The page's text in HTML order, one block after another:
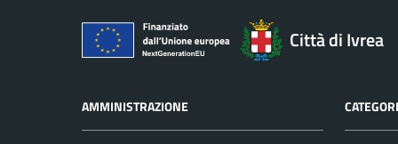
Città di Ivrea
AMMINISTRAZIONE